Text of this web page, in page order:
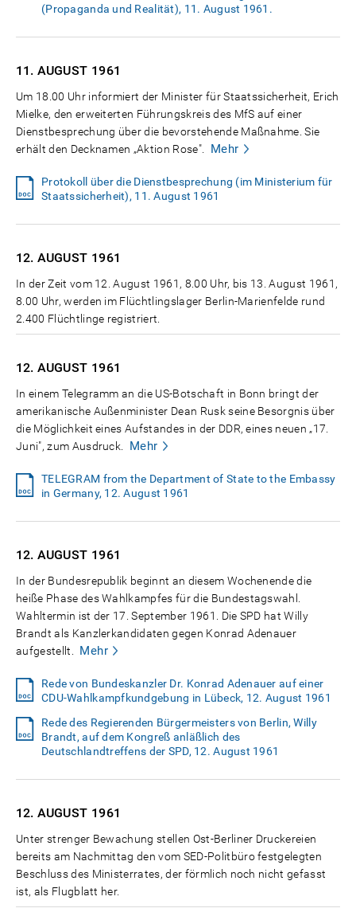
(Propaganda und Realität), 11. August 1961.
11. AUGUST 1961
Um 18.00 Uhr informiert der Minister für Staatssicherheit, Erich
Mielke, den erweiterten Führungskreis des MfS auf einer
Dienstbesprechung über die bevorstehende Maßnahme. Sie
erhält den Decknamen „Aktion Rose".
Mehr
Protokoll über die Dienstbesprechung (im Ministerium für
Staatssicherheit), 11. August 1961
12. AUGUST 1961
In der Zeit vom 12. August 1961, 8.00 Uhr, bis 13. August 1961,
8.00 Uhr, werden im Flüchtlingslager Berlin-Marienfelde rund
2.400 Flüchtlinge registriert.
12. AUGUST 1961
In einem Telegramm an die US-Botschaft in Bonn bringt der
amerikanische Außenminister Dean Rusk seine Besorgnis über
die Möglichkeit eines Aufstandes in der DDR, eines neuen „17.
Juni", zum Ausdruck.
Mehr
TELEGRAM from the Department of State to the Embassy
in Germany, 12. August 1961
12. AUGUST 1961
In der Bundesrepublik beginnt an diesem Wochenende die
heiße Phase des Wahlkampfes für die Bundestagswahl.
Wahltermin ist der 17. September 1961. Die SPD hat Willy
Brandt als Kanzlerkandidaten gegen Konrad Adenauer
aufgestellt.
Mehr
Rede von Bundeskanzler Dr. Konrad Adenauer auf einer
CDU-Wahlkampfkundgebung in Lübeck, 12. August 1961
Rede des Regierenden Bürgermeisters von Berlin, Willy
Brandt, auf dem Kongreß anläßlich des
Deutschlandtreffens der SPD, 12. August 1961
12. AUGUST 1961
Unter strenger Bewachung stellen Ost-Berliner Druckereien
bereits am Nachmittag den vom SED-Politbüro festgelegten
Beschluss des Ministerrates, der förmlich noch nicht gefasst
ist, als Flugblatt her.